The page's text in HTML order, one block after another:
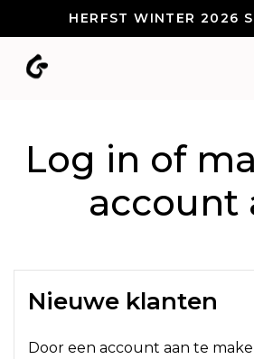
HERFST WINTER 2026
Log in of
account
Nieuwe klanten
Door een account aan te